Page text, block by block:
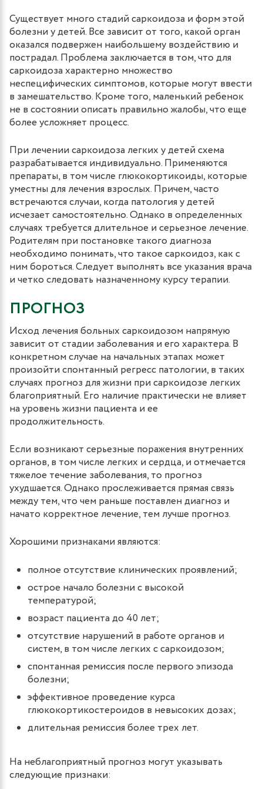
Существует много стадий саркоидоза и форм этой
болезни у детей. Все зависит от того, какой орган
оказался подвержен наибольшему воздействию и
пострадал. Проблема заключается в том, что для
саркоидоза характерно множество
неспецифических симптомов, которые могут ввести
в замешательство. Кроме того, маленький ребенок
не в состоянии описать правильно жалобы, что еще
более усложняет процесс.
При лечении саркоидоза легких у детей схема
разрабатывается индивидуально. Применяются
препараты, в том числе глюкокортикоиды, которые
уместны для лечения взрослых. Причем, часто
встречаются случаи, когда патология у детей
исчезает самостоятельно. Однако в определенных
случаях требуется длительное и серьезное лечение.
Родителям при постановке такого диагноза
необходимо понимать, что такое саркоидоз, как с
ним бороться. Следует выполнять все указания врача
и четко следовать назначенному курсу терапии.
ПРОГНОЗ
Исход лечения больных саркоидозом напрямую
зависит от стадии заболевания и его характера. В
конкретном случае на начальных этапах может
произойти спонтанный регресс патологии, в таких
случаях прогноз для жизни при саркоидозе легких
благоприятный. Его наличие практически не влияет
на уровень жизни пациента и ее
продолжительность.
Если возникают серьезные поражения внутренних
органов, в том числе легких и сердца, и отмечается
тяжелое течение заболевания, то прогноз
ухудшается. Однако прослеживается прямая связь
между тем, что чем раньше поставлен диагноз и
начато корректное лечение, тем лучше прогноз.
Хорошими признаками являются:
полное отсутствие клинических проявлений;
острое начало болезни с высокой
температурой;
возраст пациента до 40 лет;
отсутствие нарушений в работе органов и
систем, в том числе легких с саркоидозом;
спонтанная ремиссия после первого эпизода
болезни;
эффективное проведение курса
глюкокортикостероидов в невысоких дозах;
длительная ремиссия более трех лет.
На неблагоприятный прогноз могут указывать
следующие признаки: